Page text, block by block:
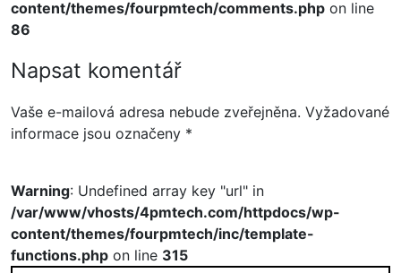
content/themes/fourpmtech/comments.php on line
86
Napsat komentář
Vaše e-mailová adresa nebude zveřejněna. Vyžadované
informace jsou označeny *
Warning: Undefined array key "url" in
/var/www/vhosts/4pmtech.com/httpdocs/wp-
content/themes/fourpmtech/inc/template-
functions.php on line 315